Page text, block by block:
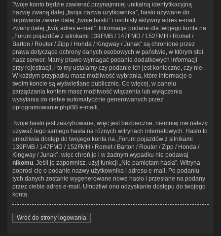
Twoje konto będzie zawierać przynajmniej unikalną identyfikacyjną
nazwę zwaną dalej „twoja nazwa użytkownika”, hasło używane do
logowania zwane dalej „twoje hasło” i osobisty aktywny adres e-mail
zwany dalej „twój adres e-mail”. Informacje podane dla twojego konta na
„Forum pojazdów z silnikami 139FMB / 147FMD / 152FMH / Romet /
Barton / Router / Zipp / Honda / Kingway / Junak” są chronione przez
prawa dotyczące ochrony danych osobowych w państwie, w którym stoi
nasz serwer. Mamy prawo wymagać podania dodatkowych informacji
przy rejestracji, i to my ustalamy czy podanie ich jest konieczne, czy nie.
W każdym przypadku masz możliwość wybrania, które informacje o
twoim koncie są wyświetlane publicznie. Co więcej, w panelu
zarządzania kontem masz możliwość włączenia lub wyłączenia
wysyłania do ciebie automatycznie generowanych przez
oprogramowanie phpBB e-maili.
Twoje hasło jest zaszyfrowane, więc jest bezpieczne, niemniej nie należy
używać tego samego hasła na różnych witrynach internetowych. Hasło to
umożliwia dostęp do twojego konta na „Forum pojazdów z silnikami
139FMB / 147FMD / 152FMH / Romet / Barton / Router / Zipp / Honda /
Kingway / Junak”, więc chroń je i w żadnym wypadku nie podawaj
nikomu. Jeśli je zapomnisz, użyj funkcji „Nie pamiętam hasła”. Witryna
poprosi cię o podanie nazwy użytkownika i adresu e-mail. Po podaniu
tych danych zostanie wygenerowane nowe hasło i przesłane na podany
przez ciebie adres e-mail. Umożliwi ono odzyskanie dostępu do twojego
konta.
Wróć do strony logowania